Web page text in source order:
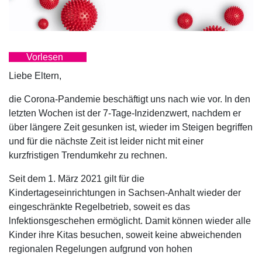
Vorlesen
Liebe Eltern,
die Corona-Pandemie beschäftigt uns nach wie vor. In den
letzten Wochen ist der 7-Tage-Inzidenzwert, nachdem er
über längere Zeit gesunken ist, wieder im Steigen begriffen
und für die nächste Zeit ist leider nicht mit einer
kurzfristigen Trendumkehr zu rechnen.
Seit dem 1. März 2021 gilt für die
Kindertageseinrichtungen in Sachsen-Anhalt wieder der
eingeschränkte Regelbetrieb, soweit es das
lnfektionsgeschehen ermöglicht. Damit können wieder alle
Kinder ihre Kitas besuchen, soweit keine abweichenden
regionalen Regelungen aufgrund von hohen